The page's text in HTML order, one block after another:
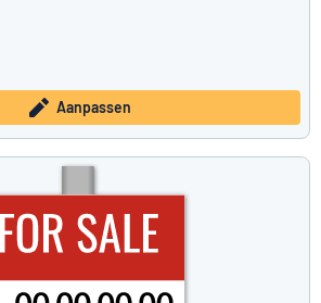
Aanpassen